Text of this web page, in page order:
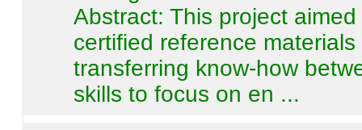
Abstract:This project
certified reference
transferring know-how
skills to focus on en ...